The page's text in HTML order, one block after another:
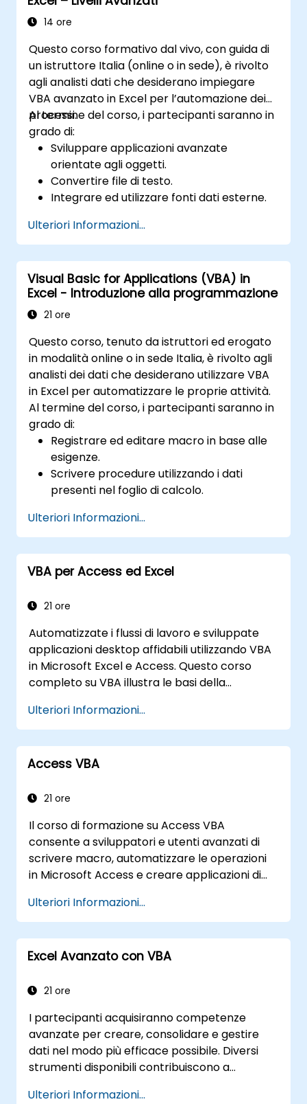
14 ore
Questo corso formativo dal vivo, con guida di
un istruttore Italia (online o in sede), è rivolto
agli analisti dati che desiderano impiegare
VBA avanzato in Excel per l’automazione dei
processi.
Al termine del corso, i partecipanti saranno in
grado di:
Sviluppare applicazioni avanzate
orientate agli oggetti.
Convertire file di testo.
Integrare ed utilizzare fonti dati esterne.
programmi.
Ulteriori Informazioni...
Visual Basic for Applications (VBA) in
Excel - Introduzione alla programmazione
21 ore
Questo corso, tenuto da istruttori ed erogato
in modalità online o in sede Italia, è rivolto agli
analisti dei dati che desiderano utilizzare VBA
in Excel per automatizzare le proprie attività.
Al termine del corso, i partecipanti saranno in
grado di:
Registrare ed editare macro in base alle
esigenze.
Scrivere procedure utilizzando i dati
presenti nel foglio di calcolo.
Gestire eventi (ad esempio l’apertura del
foglio o la modifica di una cella) tramite
appositi gestori.
Creare form personalizzate.
Ulteriori Informazioni...
VBA per Access ed Excel
21 ore
Automatizzate i flussi di lavoro e sviluppate
applicazioni desktop affidabili utilizzando VBA
in Microsoft Excel e Access. Questo corso
completo su VBA illustra le basi della
orientata agli oggetti, la progettazione di
database SQL, lo sviluppo delle interfacce
utente, le tecniche di debug e di gestione degli
errori, nonché sofisticate procedure
pratiche, il corso abilita analisti, professionisti
manuali, sfruttando al massimo le potenzialità
di gestione e reportistica dei dati.
Ulteriori Informazioni...
Access VBA
21 ore
Il corso di formazione su Access VBA
consente a sviluppatori e utenti avanzati di
scrivere macro, automatizzare le operazioni
in Microsoft Access e creare applicazioni di
concetti fondamentali sull'integrazione di
Visual Basic for Applications con MS Access; si
approfondiscono poi tecniche essenziali per
l'automazione del modello a oggetti e la
specialisti del database avranno acquisito
personalizzati, report e flussi di lavoro basati
su eventi in contesti aziendali.
Ulteriori Informazioni...
Excel Avanzato con VBA
21 ore
I partecipanti acquisiranno competenze
avanzate per creare, consolidare e gestire
dati nel modo più efficace possibile. Diversi
strumenti disponibili contribuiscono a
notevolmente i tempi di esecuzione delle
Ulteriori Informazioni...